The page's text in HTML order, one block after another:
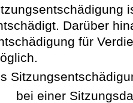
Darüber
für
bei einer